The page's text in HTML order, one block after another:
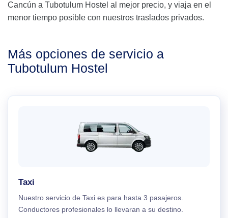
Cancún a Tubotulum Hostel al mejor precio, y viaja en el
menor tiempo posible con nuestros traslados privados.
Más opciones de servicio a
Tubotulum Hostel
Taxi
Nuestro servicio de Taxi es para hasta 3 pasajeros.
Conductores profesionales lo llevaran a su destino.